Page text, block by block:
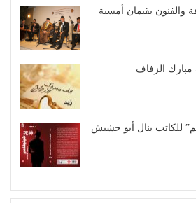
والفنون يقيمان أمسية
مبارك الزفاف
للكاتب ينال أبو حشيش